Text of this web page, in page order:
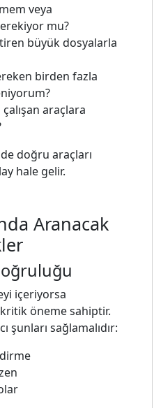
veya
mu?
büyük dosyalarla
birden fazla
araçlara
doğru araçları
hale gelir.
Aranacak
içeriyorsa
öneme sahiptir.
şunları sağlamalıdır: